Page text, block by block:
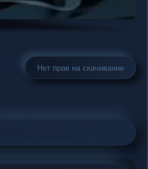
Нет прав на скачивание